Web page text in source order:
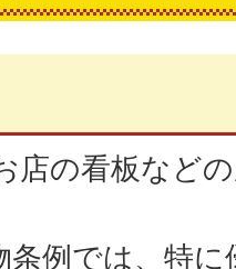
店の看板など
条例では、特